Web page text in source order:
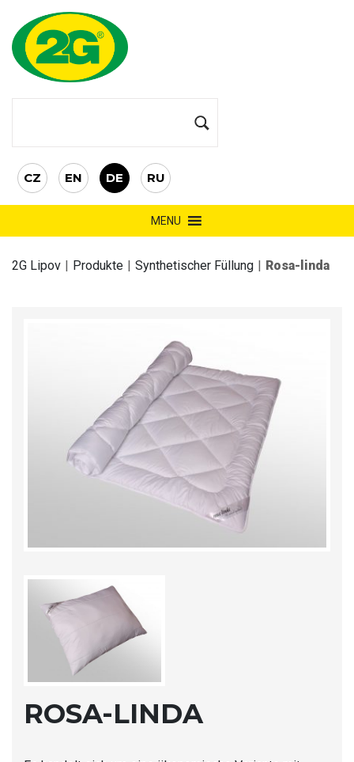
CZ EN DE RU
MENU
2G Lipov | Produkte | Synthetischer Füllung | Rosa-linda
ROSA-LINDA